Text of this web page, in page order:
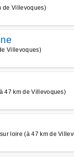
de Villevoques)
Villevoques)
47 km de Villevoques)
loire (à 47 km de